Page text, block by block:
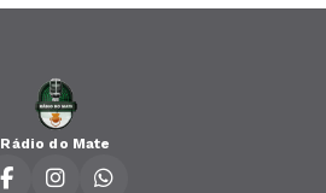
Rádio do Mate